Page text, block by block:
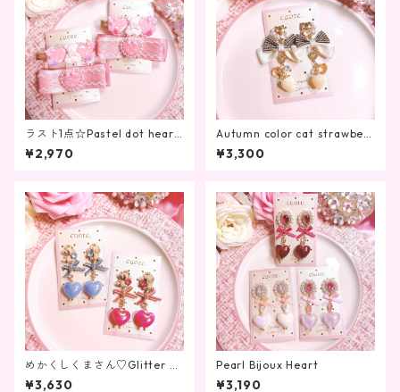
ラスト1点☆Pastel dot heart
bear hair clip
¥2,970
Autumn color cat strawberr
y
¥3,300
めかくしくまさん♡Glitter he
art
¥3,630
Pearl Bijoux Heart
¥3,190